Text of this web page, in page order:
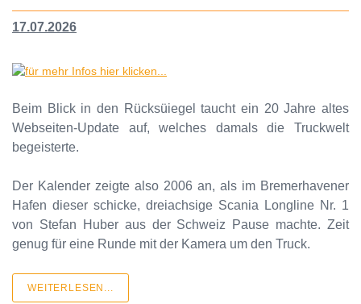
17.07.2026
Beim Blick in den Rücksüiegel taucht ein 20 Jahre altes
Webseiten-Update auf, welches damals die Truckwelt
begeisterte.
Der Kalender zeigte also 2006 an, als im Bremerhavener
Hafen dieser schicke, dreiachsige Scania Longline Nr. 1
von Stefan Huber aus der Schweiz Pause machte. Zeit
genug für eine Runde mit der Kamera um den Truck.
WEITERLESEN...